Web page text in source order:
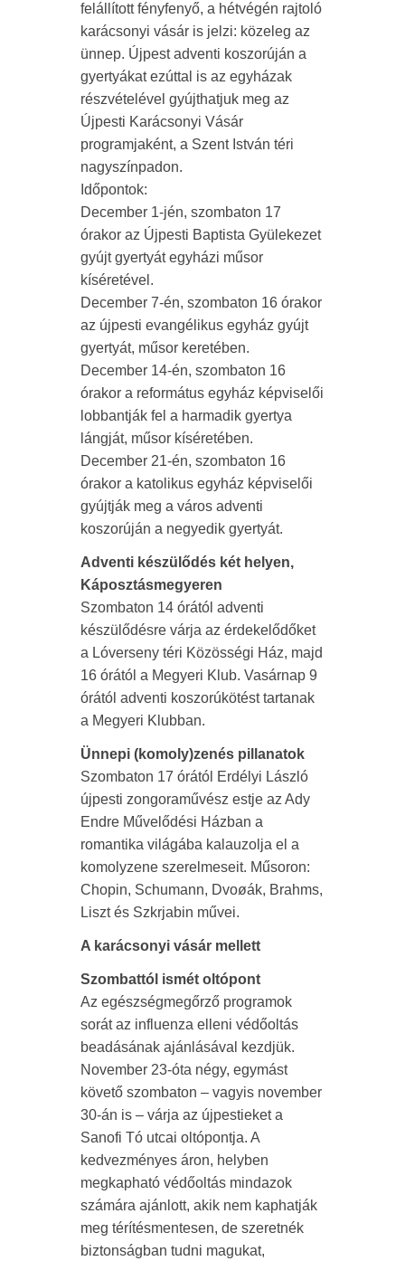
felállított fényfenyő, a hétvégén rajtoló
karácsonyi vásár is jelzi: közeleg az
ünnep. Újpest adventi koszorúján a
gyertyákat ezúttal is az egyházak
részvételével gyújthatjuk meg az
Újpesti Karácsonyi Vásár
programjaként, a Szent István téri
nagyszínpadon.
Időpontok:
December 1-jén, szombaton 17
órakor az Újpesti Baptista Gyülekezet
gyújt gyertyát egyházi műsor
kíséretével.
December 7-én, szombaton 16 órakor
az újpesti evangélikus egyház gyújt
gyertyát, műsor keretében.
December 14-én, szombaton 16
órakor a református egyház képviselői
lobbantják fel a harmadik gyertya
lángját, műsor kíséretében.
December 21-én, szombaton 16
órakor a katolikus egyház képviselői
gyújtják meg a város adventi
koszorúján a negyedik gyertyát.
Adventi készülődés két helyen,
Káposztásmegyeren
Szombaton 14 órától adventi
készülődésre várja az érdekelődőket
a Lóverseny téri Közösségi Ház, majd
16 órától a Megyeri Klub. Vasárnap 9
órától adventi koszorúkötést tartanak
a Megyeri Klubban.
Ünnepi (komoly)zenés pillanatok
Szombaton 17 órától Erdélyi László
újpesti zongoraművész estje az Ady
Endre Művelődési Házban a
romantika világába kalauzolja el a
komolyzene szerelmeseit. Műsoron:
Chopin, Schumann, Dvoøák, Brahms,
Liszt és Szkrjabin művei.
A karácsonyi vásár mellett
Szombattól ismét oltópont
Az egészségmegőrző programok
sorát az influenza elleni védőoltás
beadásának ajánlásával kezdjük.
November 23-óta négy, egymást
követő szombaton – vagyis november
30-án is – várja az újpestieket a
Sanofi Tó utcai oltópontja. A
kedvezményes áron, helyben
megkapható védőoltás mindazok
számára ajánlott, akik nem kaphatják
meg térítésmentesen, de szeretnék
biztonságban tudni magukat,